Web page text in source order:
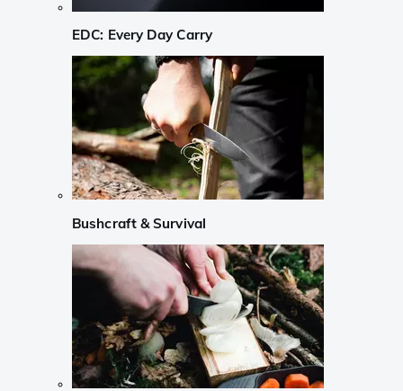
EDC: Every Day Carry
Bushcraft & Survival